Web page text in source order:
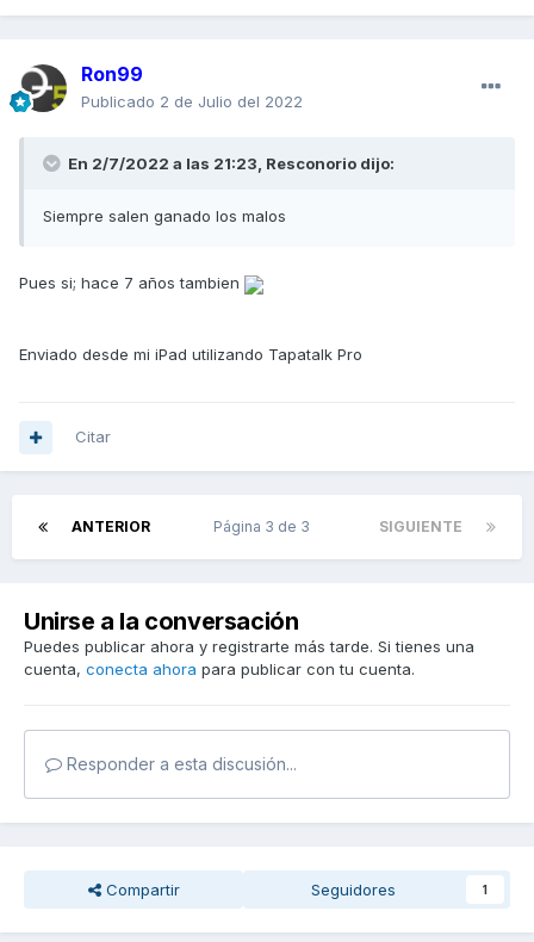
Ron99
Publicado 2 de Julio del 2022
En 2/7/2022 a las 21:23, Resconorio dijo:
Siempre salen ganado los malos
Pues si; hace 7 años tambien
Enviado desde mi iPad utilizando Tapatalk Pro
Citar
ANTERIOR SIGUIENTE
Página 3 de 3
Unirse a la conversación
Puedes publicar ahora y registrarte más tarde. Si tienes una
cuenta, conecta ahora para publicar con tu cuenta.
Responder a esta discusión...
Compartir Seguidores 1